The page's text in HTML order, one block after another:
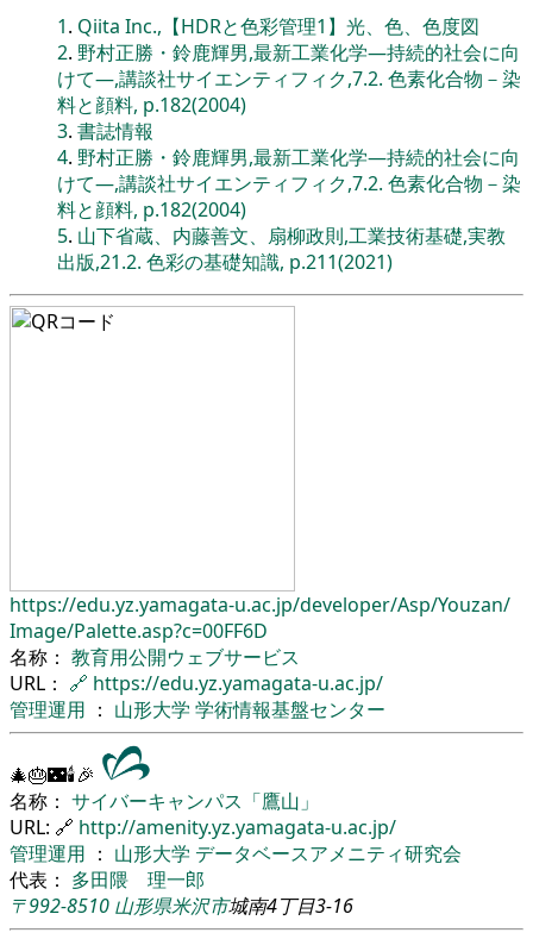
1. Qiita Inc.,【HDRと色彩管理1】光、色、色度図
2. 野村正勝・鈴鹿輝男,最新工業化学―持続的社会に向
けて―,講談社サイエンティフィク,7.2. 色素化合物－染
料と顔料, p.182(2004)
3. 書誌情報
4. 野村正勝・鈴鹿輝男,最新工業化学―持続的社会に向
けて―,講談社サイエンティフィク,7.2. 色素化合物－染
料と顔料, p.182(2004)
5. 山下省蔵、内藤善文、扇柳政則,工業技術基礎,実教
出版,21.2. 色彩の基礎知識, p.211(2021)
https://edu.yz.yamagata-u.ac.jp/developer/Asp/Youzan/
Image/Palette.asp?c=00FF6D
名称： 教育用公開ウェブサービス
URL： 🔗 https://edu.yz.yamagata-u.ac.jp/
管理運用 ： 山形大学 学術情報基盤センター
🎄🎂🌃🕯🎉
名称： サイバーキャンパス「鷹山」
URL: 🔗 http://amenity.yz.yamagata-u.ac.jp/
管理運用 ： 山形大学 データベースアメニティ研究会
代表： 多田隈 理一郎
〒992-8510 山形県米沢市城南4丁目3-16